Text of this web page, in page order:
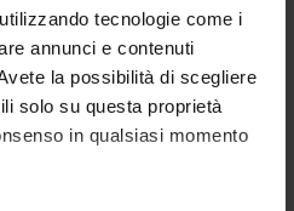
tecnologie come i
annunci e contenuti
la possibilità di scegliere
solo su questa proprietà
in qualsiasi momento